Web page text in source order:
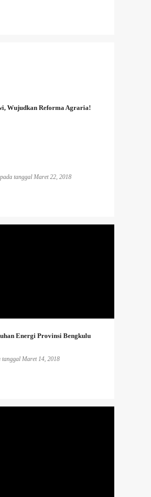
Wujudkan Reforma Agraria!
pada tanggal Maret 22, 2018
Energi Provinsi Bengkulu
tanggal Maret 14, 2018